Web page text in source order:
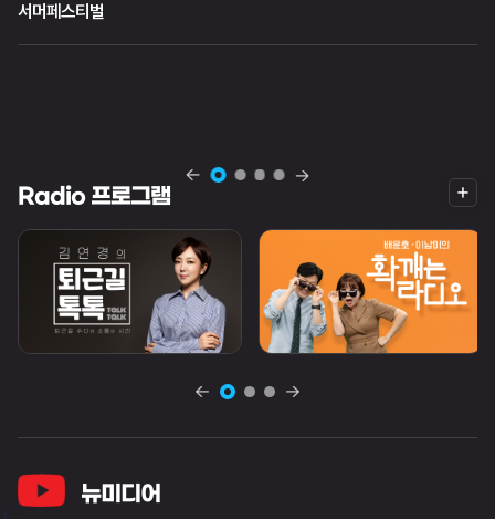
서머페스티벌
Radio 프로그램
더
보
뉴미디어